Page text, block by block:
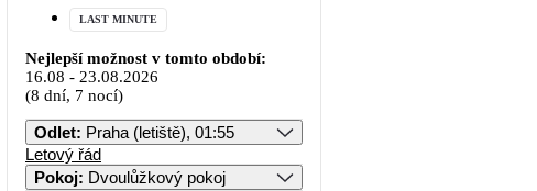
LAST MINUTE
Nejlepší možnost v tomto období:
16.08 - 23.08.2026
(8 dní, 7 nocí)
Odlet: Praha (letiště), 01:55
Letový řád
Pokoj: Dvoulůžkový pokoj